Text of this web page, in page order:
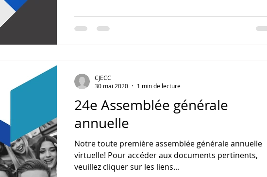
24e Assemblée générale
annuelle
Notre toute première assemblée générale annuelle
virtuelle! Pour accéder aux documents pertinents,
veuillez cliquer sur les liens...
CJECC
30 mai 2020
1 min de lecture